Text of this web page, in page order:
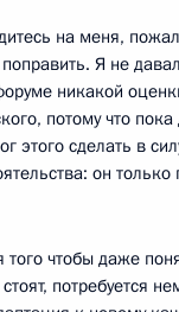
на меня,
Я не давал
никакой
потому что пока
этого сделать в
он только
чтобы даже
потребуется